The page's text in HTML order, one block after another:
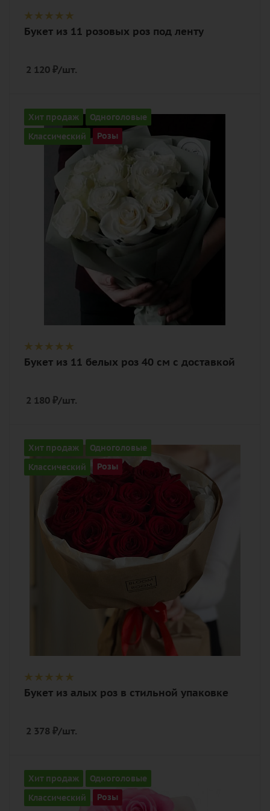
Букет из 11 розовых роз под ленту
2 120 ₽/шт.
Хит продаж
Одноголовые
Классический
Розы
Количество
11
Описание
роза, лента, дизайнерская упаковка
Букет из 11 белых роз 40 см с доставкой
2 180 ₽/шт.
Хит продаж
Одноголовые
Классический
Розы
Количество
11
алый, бордовый, красный, чайный
Описание
роза, фетр, лента, дизайнерская
упаковка
Букет из алых роз в стильной упаковке
2 378 ₽/шт.
Хит продаж
Одноголовые
Классический
Розы
Количество
11